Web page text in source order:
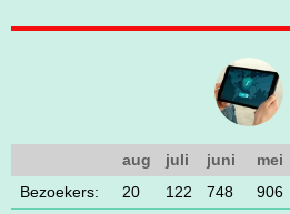
aug juli juni mei
Bezoekers:
20 122 748 906